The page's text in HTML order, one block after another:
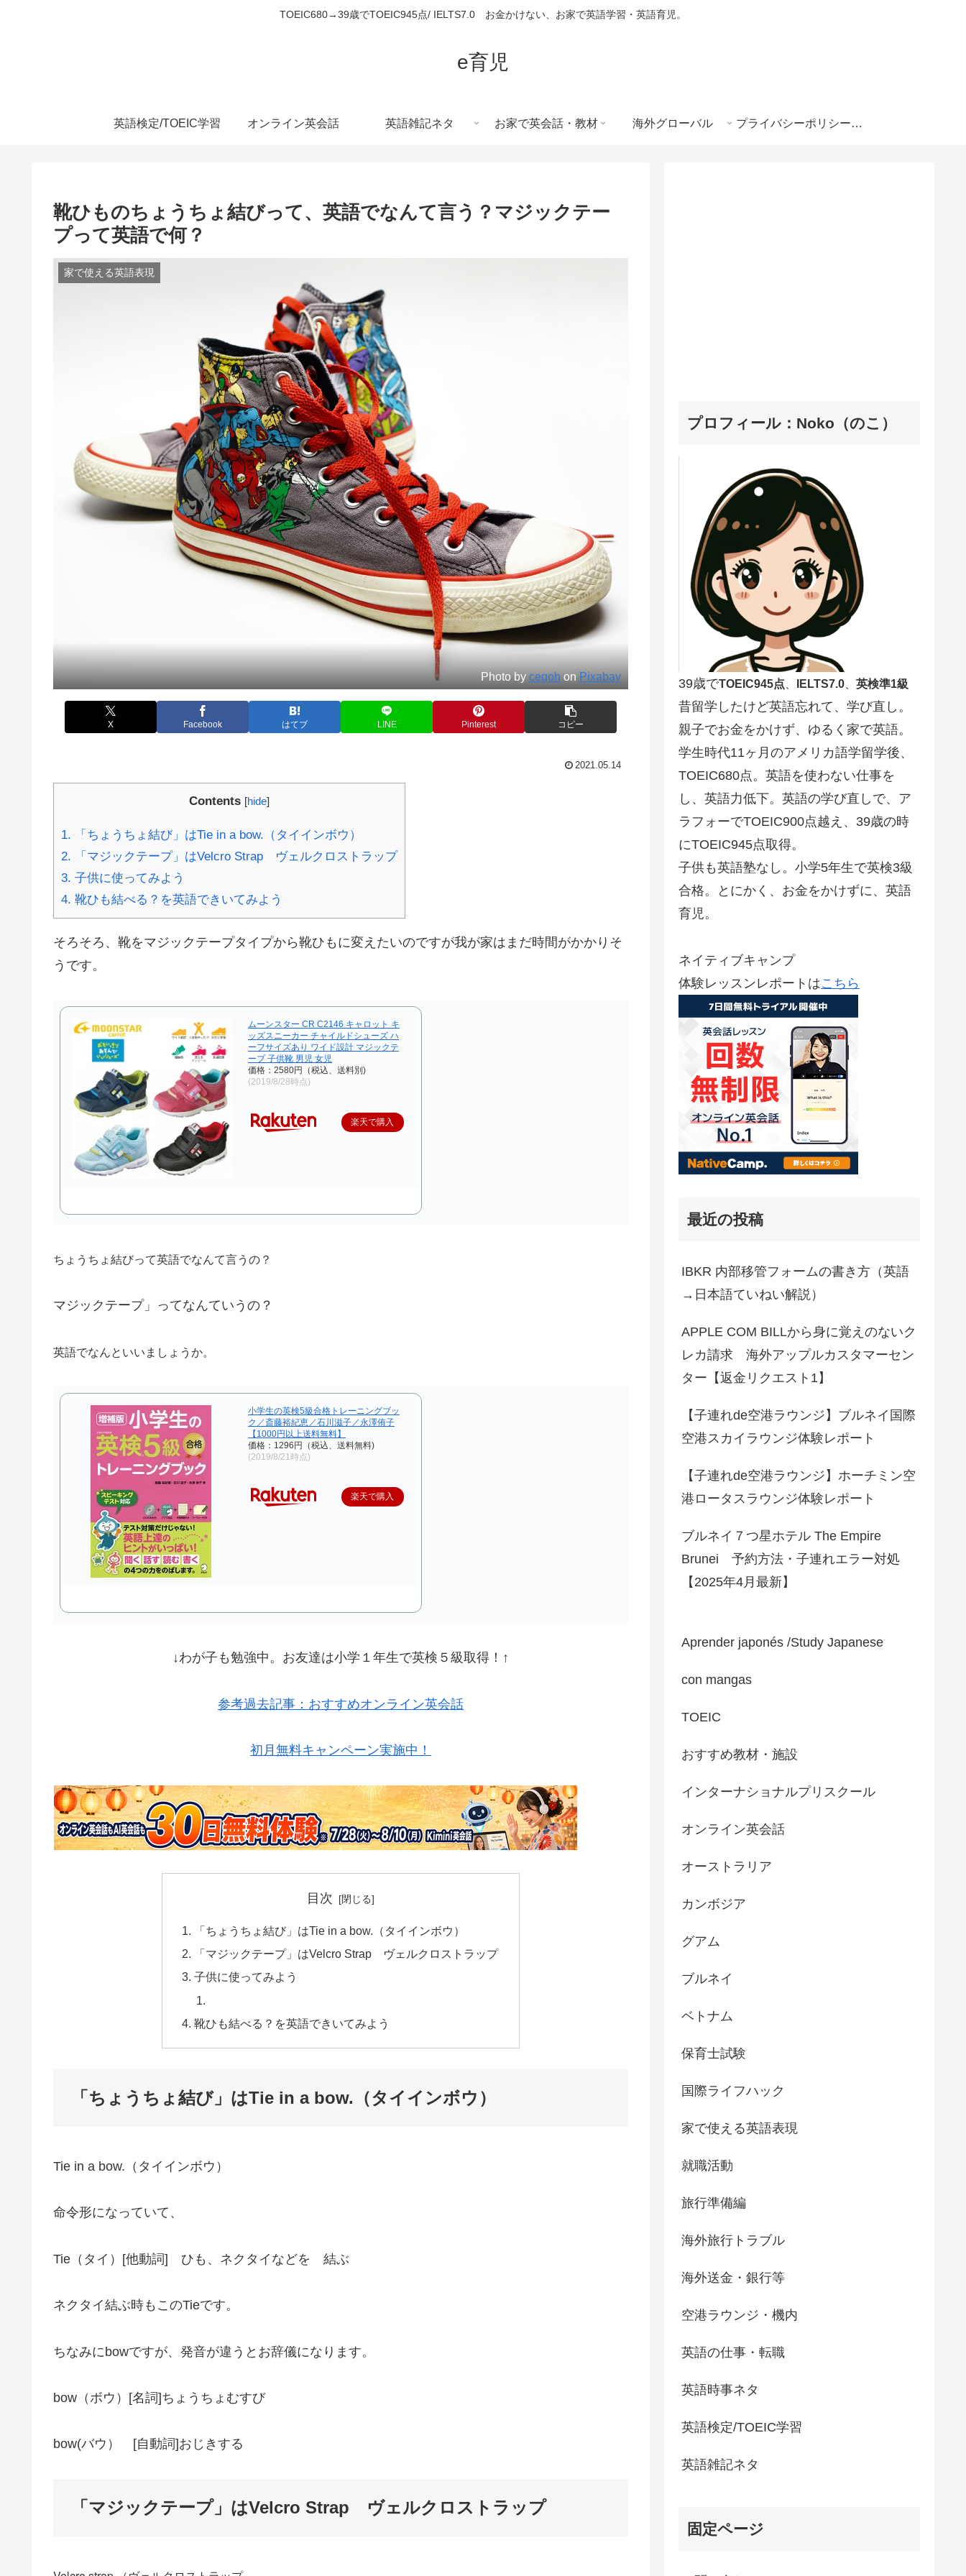
TOEIC680→39歳でTOEIC945点/ IELTS7.0 お金かけない、お家で英語学習・英語育児。
e育児
英語検定/TOEIC学習 オンライン英会話 英語雑記ネタ お家で英会話・教材 海外グローバル プライバシーポリシー|e-ikuji.com
靴ひものちょうちょ結びって、英語でなんて言う？マジックテー
プって英語で何？
家で使える英語表現
Photo bycegoh on Pixabay
X Facebook はてブ LINE Pinterest コピー
2021.05.14
Contents [hide]
1. 「ちょうちょ結び」はTie in a bow.（タイインボウ）
2. 「マジックテープ」はVelcro Strap ヴェルクロストラップ
3. 子供に使ってみよう
4. 靴ひも結べる？を英語できいてみよう
そろそろ、靴をマジックテープタイプから靴ひもに変えたいのですが我が家はまだ時間がかかりそ
うです。
ムーンスター CR C2146 キャロット キ
ッズスニーカー チャイルドシューズ ハ
ーフサイズあり ワイド設計 マジックテ
ープ 子供靴 男児 女児
価格：2580円（税込、送料別)
(2019/8/28時点)
楽天で購入
ちょうちょ結びって英語でなんて言うの？
マジックテープ」ってなんていうの？
英語でなんといいましょうか。
小学生の英検5級合格トレーニングブッ
ク／斎藤裕紀恵／石川滋子／永澤侑子
【1000円以上送料無料】
価格：1296円（税込、送料無料)
(2019/8/21時点)
楽天で購入
↓わが子も勉強中。お友達は小学１年生で英検５級取得！↑
参考過去記事：おすすめオンライン英会話
初月無料キャンペーン実施中！
目次
「ちょうちょ結び」はTie in a bow.（タイインボウ）
「マジックテープ」はVelcro Strap ヴェルクロストラップ
子供に使ってみよう
靴ひも結べる？を英語できいてみよう
「ちょうちょ結び」はTie in a bow.（タイインボウ）
Tie in a bow.（タイインボウ）
命令形になっていて、
Tie（タイ）[他動詞] ひも、ネクタイなどを 結ぶ
ネクタイ結ぶ時もこのTieです。
ちなみにbowですが、発音が違うとお辞儀になります。
bow（ボウ）[名詞]ちょうちょむすび
bow(バウ） [自動詞]おじきする
「マジックテープ」はVelcro Strap ヴェルクロストラップ
プロフィール：Noko（のこ）
39歳でTOEIC945点 IELTS7.0 英検準1級
昔留学したけど英語忘れて、学び直し。
親子でお金をかけず、ゆるく家で英語。
学生時代11ヶ月のアメリカ語学留学後、
TOEIC680点。英語を使わない仕事を
し、英語力低下。英語の学び直しで、ア
ラフォーでTOEIC900点越え、39歳の時
にTOEIC945点取得。
子供も英語塾なし。小学5年生で英検3級
合格。とにかく、お金をかけずに、英語
育児。
ネイティブキャンプ
体験レッスンレポートはこちら
最近の投稿
IBKR 内部移管フォームの書き方（英語
→日本語ていねい解説）
APPLE COM BILLから身に覚えのないク
レカ請求 海外アップルカスタマーセン
ター【返金リクエスト1】
【子連れde空港ラウンジ】ブルネイ国際
空港スカイラウンジ体験レポート
【子連れde空港ラウンジ】ホーチミン空
港ロータスラウンジ体験レポート
ブルネイ７つ星ホテル The Empire
Brunei 予約方法・子連れエラー対処
【2025年4月最新】
Aprender japonés /Study Japanese
con mangas
TOEIC
おすすめ教材・施設
インターナショナルプリスクール
オンライン英会話
オーストラリア
カンボジア
グアム
ブルネイ
ベトナム
保育士試験
国際ライフハック
家で使える英語表現
就職活動
旅行準備編
海外旅行トラブル
海外送金・銀行等
空港ラウンジ・機内
英語の仕事・転職
英語時事ネタ
英語検定/TOEIC学習
英語雑記ネタ
固定ページ